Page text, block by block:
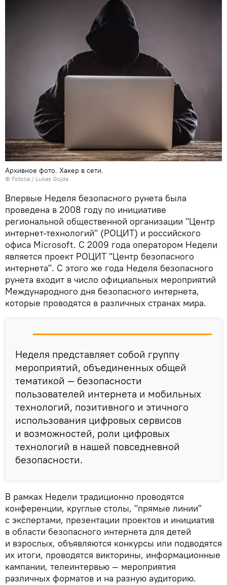
Архивное фото. Хакер в сети.
© Fotolia / Lukas Gojda
Впервые Неделя безопасного рунета была
проведена в 2008 году по инициативе
региональной общественной организации "Центр
интернет-технологий" (РОЦИТ) и российского
офиса Microsoft. С 2009 года оператором Недели
является проект РОЦИТ "Центр безопасного
интернета". С этого же года Неделя безопасного
рунета входит в число официальных мероприятий
Международного дня безопасного интернета,
которые проводятся в различных странах мира.
Неделя представляет собой группу
мероприятий, объединенных общей
тематикой — безопасности
пользователей интернета и мобильных
технологий, позитивного и этичного
использования цифровых сервисов
и возможностей, роли цифровых
технологий в нашей повседневной
безопасности.
В рамках Недели традиционно проводятся
конференции, круглые столы, "прямые линии"
с экспертами, презентации проектов и инициатив
в области безопасного интернета для детей
и взрослых, объявляются конкурсы или подводятся
их итоги, проводятся викторины, информационные
кампании, телеинтервью — мероприятия
различных форматов и на разную аудиторию.